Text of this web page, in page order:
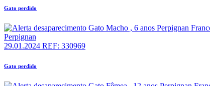
Gato perdido
Perpignan
29.01.2024 REF: 330969
Gato perdido